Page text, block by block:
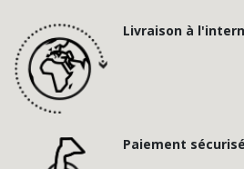
Livraison à
Paiement sécurisé